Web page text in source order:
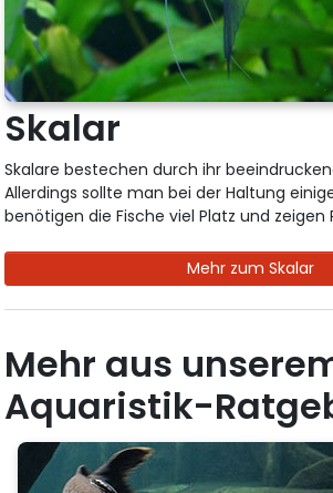
Skalar
Skalare bestechen durch ihr
Allerdings sollte man bei der Haltung
benötigen die Fische viel Platz und zeigen
Mehr zum Skalar
Mehr aus
Aquaristik-